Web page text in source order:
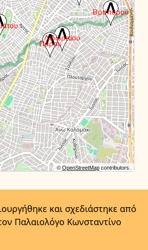
© OpenStreetMapcontributors.
και σχεδιάστηκε από
Παλαιολόγο Κωνσταντίνο